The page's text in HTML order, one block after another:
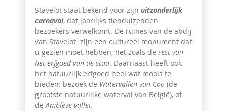
Stavelot staat bekend voor zijn uitzonderlijk
carnaval, dat jaarlijks tienduizenden
bezoekers verwelkomt. De ruïnes van de abdij
van Stavelot zijn een cultureel monument dat
u gezien moet hebben, net zoals de rest van
het erfgoed van de stad. Daarnaast heeft ook
het natuurlijk erfgoed heel wat moois te
bieden: bezoek de Watervallen van Coo (de
grootste natuurlijke waterval van België), of
deAmblève-vallei.